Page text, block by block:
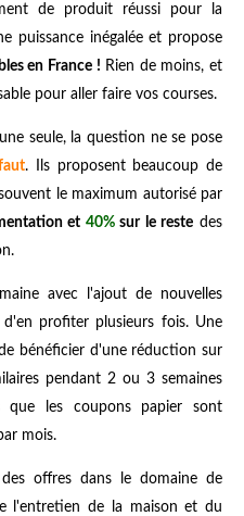
de produit réussi pour la
puissance inégalée et propose
en France ! Rien de moins, et
pour aller faire vos courses.
seule, la question ne se pose
. Ils proposent beaucoup de
le maximum autorisé par
et 40%sur le reste des
avec l'ajout de nouvelles
profiter plusieurs fois. Une
bénéficier d'une réduction sur
pendant 2 ou 3 semaines
que les coupons papier sont
mois.
offres dans le domaine de
l'entretien de la maison et du